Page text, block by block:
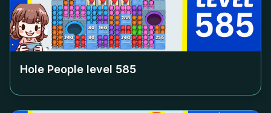
Hole People level 585